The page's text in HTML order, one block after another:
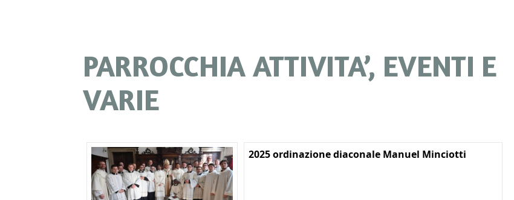
PARROCCHIA ATTIVITA’, EVENTI E
VARIE
2025 ordinazione diaconale Manuel Minciotti